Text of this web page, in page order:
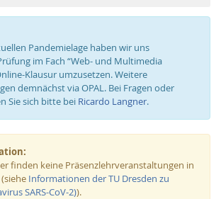
Pandemielage haben wir uns
im Fach “Web- und Multimedia
Klausur umzusetzen. Weitere
demnächst via OPAL. Bei Fragen oder
Sie sich bitte bei Ricardo Langner.
finden keine Präsenzlehrveranstaltungen in
Informationen der TU Dresden zu
SARS-CoV-2)).